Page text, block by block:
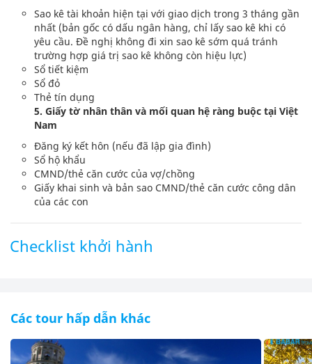
Sao kê tài khoản hiện tại với giao dịch trong 3 tháng gần
nhất (bản gốc có dấu ngân hàng, chỉ lấy sao kê khi có
yêu cầu. Đề nghị không đi xin sao kê sớm quá tránh
trường hợp giá trị sao kê không còn hiệu lực)
Sổ tiết kiệm
Sổ đỏ
Thẻ tín dụng
5. Giấy tờ nhân thân và mối quan hệ ràng buộc tại Việt
Nam
Đăng ký kết hôn (nếu đã lập gia đình)
Sổ hộ khẩu
CMND/thẻ căn cước của vợ/chồng
Giấy khai sinh và bản sao CMND/thẻ căn cước công dân
của các con
Checklist khởi hành
Các tour hấp dẫn khác